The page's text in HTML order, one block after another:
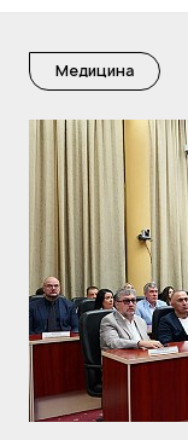
Медицина